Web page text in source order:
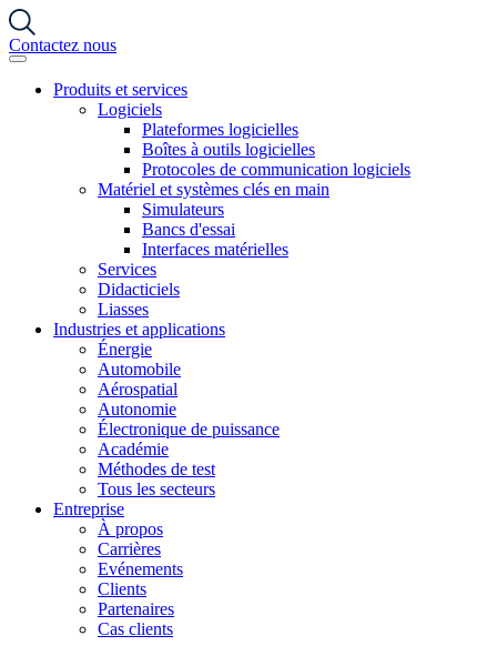
Contactez nous
Produits et services
Logiciels
Plateformes logicielles
Boîtes à outils logicielles
Protocoles de communication logiciels
Matériel et systèmes clés en main
Simulateurs
Bancs d'essai
Interfaces matérielles
Services
Didacticiels
Liasses
Industries et applications
Énergie
Automobile
Aérospatial
Autonomie
Électronique de puissance
Académie
Méthodes de test
Tous les secteurs
Entreprise
À propos
Carrières
Evénements
Clients
Partenaires
Cas clients